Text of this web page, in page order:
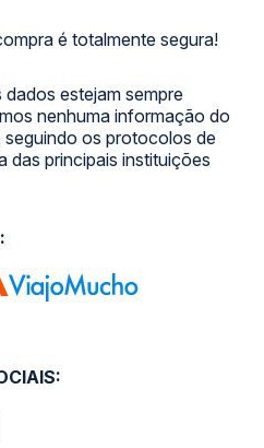
é totalmente segura!
estejam sempre
nenhuma informação do
os protocolos de
das principais instituições